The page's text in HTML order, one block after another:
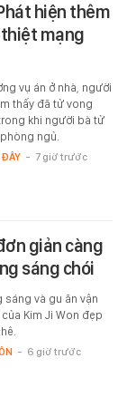
hiện thêm
mạng
vụ án ở nhà, người
thấy đã tử vong
khi người bà tử
ngủ.
ĐÂY - 7 giờ trước
giản càng
sáng chói
sáng và gu ăn vận
Kim Ji Won đẹp
- 6 giờ trước